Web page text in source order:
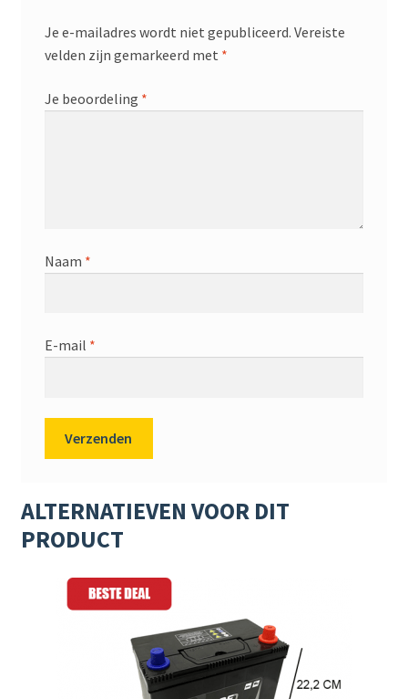
Je e-mailadres wordt niet gepubliceerd. Vereiste
velden zijn gemarkeerd met *
Je beoordeling *
Naam *
E-mail *
ALTERNATIEVEN VOOR DIT
PRODUCT